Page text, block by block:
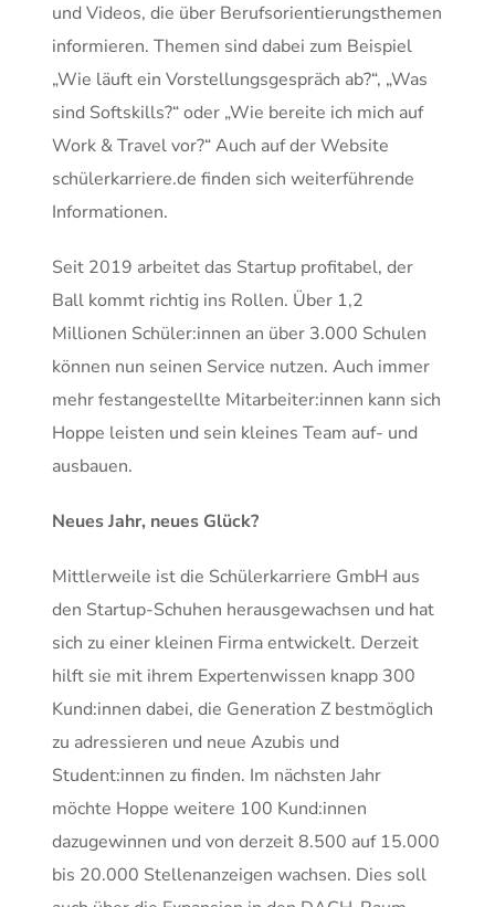
und Videos, die über Berufsorientierungsthemen
informieren. Themen sind dabei zum Beispiel
„Wie läuft ein Vorstellungsgespräch ab?“, „Was
sind Softskills?“ oder „Wie bereite ich mich auf
Work & Travel vor?“ Auch auf der Website
schülerkarriere.de finden sich weiterführende
Informationen.
Seit 2019 arbeitet das Startup profitabel, der
Ball kommt richtig ins Rollen. Über 1,2
Millionen Schüler:innen an über 3.000 Schulen
können nun seinen Service nutzen. Auch immer
mehr festangestellte Mitarbeiter:innen kann sich
Hoppe leisten und sein kleines Team auf- und
ausbauen.
Neues Jahr, neues Glück?
Mittlerweile ist die Schülerkarriere GmbH aus
den Startup-Schuhen herausgewachsen und hat
sich zu einer kleinen Firma entwickelt. Derzeit
hilft sie mit ihrem Expertenwissen knapp 300
Kund:innen dabei, die Generation Z bestmöglich
zu adressieren und neue Azubis und
Student:innen zu finden. Im nächsten Jahr
möchte Hoppe weitere 100 Kund:innen
dazugewinnen und von derzeit 8.500 auf 15.000
bis 20.000 Stellenanzeigen wachsen. Dies soll